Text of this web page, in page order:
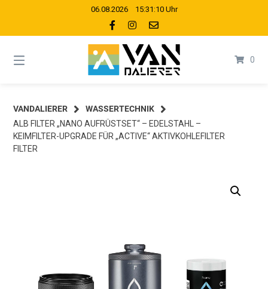
06.08.2026 15:31:11 Uhr
0
VANDALIERER
WASSERTECHNIK
ALB FILTER „NANO AUFRÜSTSET“ – EDELSTAHL –
KEIMFILTER-UPGRADE FÜR „ACTIVE“ AKTIVKOHLEFILTER
FILTER